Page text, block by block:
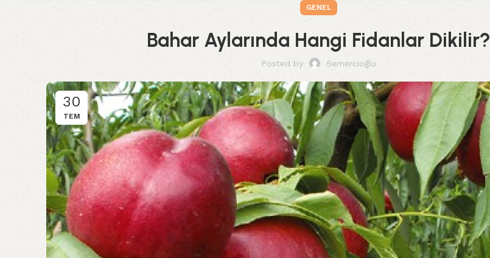
GENEL
Bahar Aylarında Hangi Fidanlar Dikilir?
Posted by Semercioğlu
30
TEM